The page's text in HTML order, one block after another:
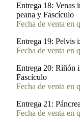
Entrega 18: Venas
peana y Fascículo
Fecha de venta en
Entrega 19: Pelvis
Fecha de venta en
Entrega 20: Riñón
Fascículo
Fecha de venta en
Entrega 21:
Fecha de venta en